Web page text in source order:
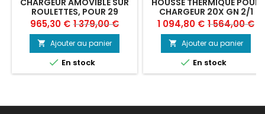
ROULETTES, POUR 29
ASSIETTES (Ø 300 MM),
FOUR 10X GN 1/1 (ESPACE
65 MM)
Prix
965,30 € Prix
de
base
1 379,00 €
 Ajouter au panier
 En stock
CHARGEUR 20X GN 2/1
Prix
1 094,80 € Prix
de
base
1 564,00 €
 Ajouter au panier
 En stock